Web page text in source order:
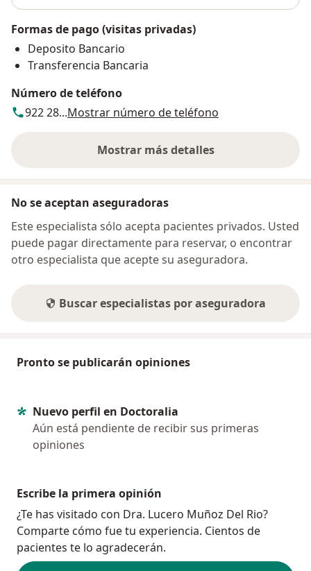
Formas de pago (visitas privadas)
Deposito Bancario
Transferencia Bancaria
Número de teléfono
922 28...Mostrar número de teléfono
Mostrar más detalles
sobre la dirección
No se aceptan aseguradoras
Este especialista sólo acepta pacientes privados. Usted
puede pagar directamente para reservar, o encontrar
otro especialista que acepte su aseguradora.
Buscar especialistas por aseguradora
Pronto se publicarán opiniones
Nuevo perfil en Doctoralia
Aún está pendiente de recibir sus primeras
opiniones
Escribe la primera opinión
¿Te has visitado con Dra. Lucero Muñoz Del Rio?
Comparte cómo fue tu experiencia. Cientos de
pacientes te lo agradecerán.